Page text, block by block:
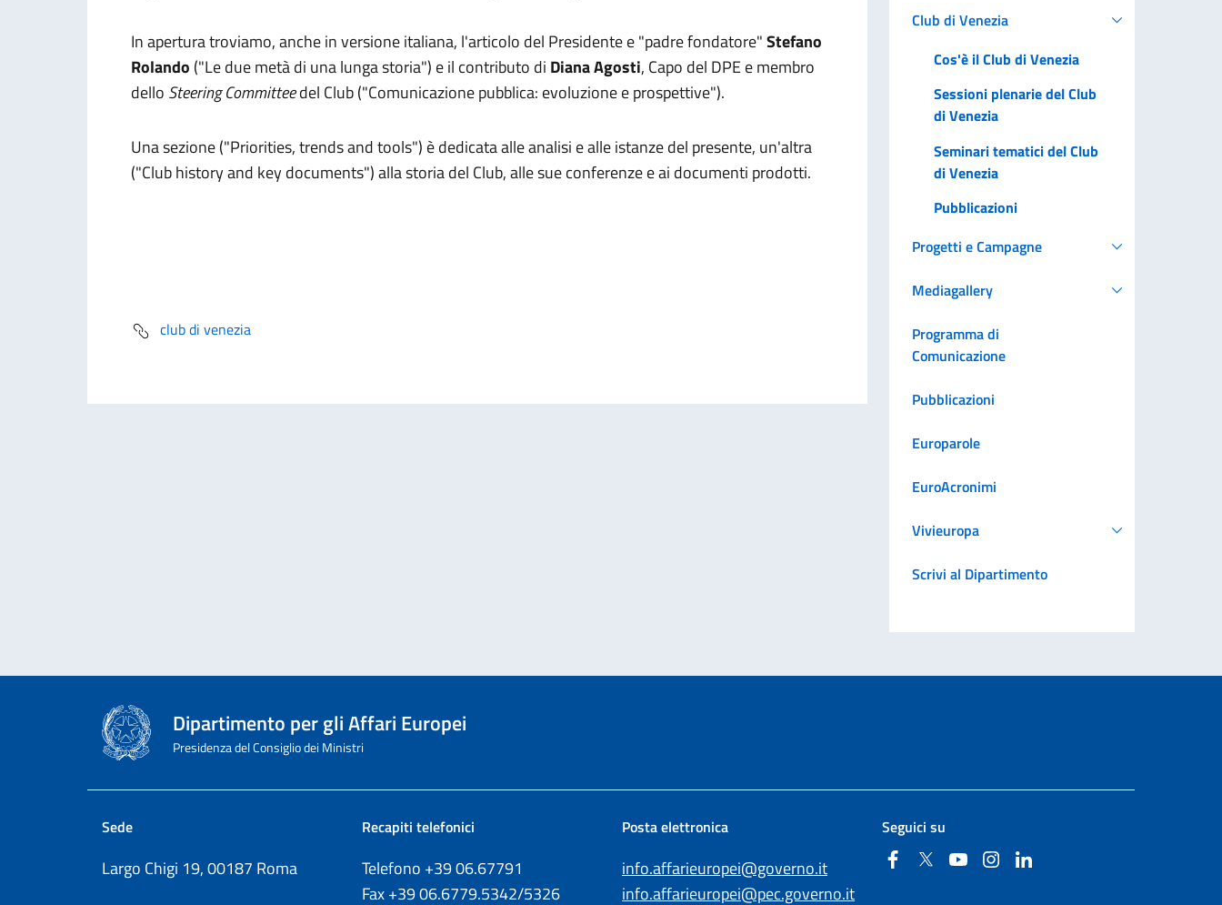
In apertura troviamo, anche in versione italiana, l'articolo del Presidente e "padre fondatore"Stefano
Rolando ("Le due metà di una lunga storia") e il contributo di Diana Agosti, Capo del DPE e membro
dello Steering Committeedel Club ("Comunicazione pubblica: evoluzione e prospettive").
Una sezione ("Priorities, trends and tools") è dedicata alle analisi e alle istanze del presente, un'altra
("Club history and key documents") alla storia del Club, alle sue conferenze e ai documenti prodotti.
club di venezia
Club di Venezia
Cos'è il Club di Venezia
Sessioni plenarie del Club
di Venezia
Seminari tematici del Club
di Venezia
Pubblicazioni
Progetti e Campagne
Mediagallery
Programma di
Comunicazione
Pubblicazioni
Europarole
EuroAcronimi
Vivieuropa
Scrivi al Dipartimento
Dipartimento per gli Affari Europei
Presidenza del Consiglio dei Ministri
Sede
Largo Chigi 19, 00187 Roma
Recapiti telefonici
Telefono +3906.67791
Fax+3906.6779.5342/5326
Posta elettronica
info.affarieuropei@governo.it
info.affarieuropei@pec.governo.it
Seguici su
FacebookTwitterYouTubeInstagram